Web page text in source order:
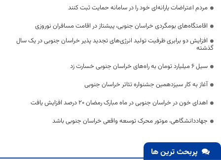
مردم اعتراضات یارانه‌ای خود را در سامانه حمایت ثبت کنند
اقامتگاه‌های بومگردی خراسان جنوبی، پیشتاز در اقامت مسافران نوروزی
افزایش دو برابری ظرفیت تولید انرژی‌های تجدید پذیر خراسان جنوبی در یک سال
گذشته
سیل ۶ میلیارد تومان به راه‌های خراسان جنوبی خسارت زد
آغاز به کار ​سیزدهمین جشنواره تئاتر خراسان جنوبی
اهدای خون در خراسان جنوبی در ماه مبارک رمضان ۲۰ درصد افزایش یافت
جهاددانشگاهی، موتور محرک توسعه واقعی خراسان جنوبی باشد
پربحث ترین ها